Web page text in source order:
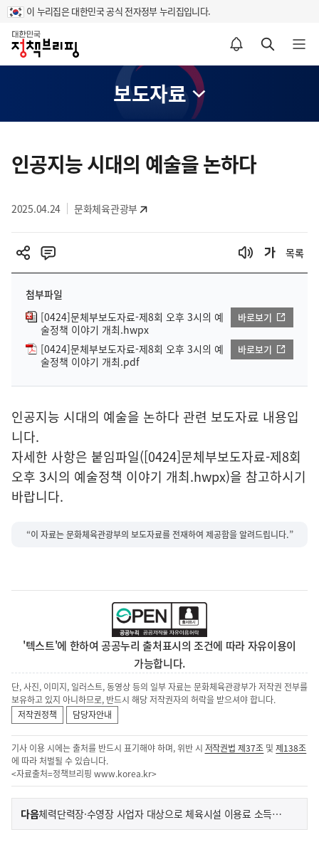
이 누리집은 대한민국 공식 전자정부 누리집입니다.
홈
알림설정 바로가기 검색 바로가기 메뉴 열기
보도자료
텐
역
인공지능 시대의 예술을 논하다
2025.04.24 문화체육관광부
목록
첨부파일
[0424]문체부보도자료-제8회 오후 3시의 예
술정책 이야기 개최.hwpx
바로보기
[0424]문체부보도자료-제8회 오후 3시의 예
술정책 이야기 개최.pdf
바로보기
인공지능 시대의 예술을 논하다 관련 보도자료 내용입
니다.
자세한 사항은 붙임파일([0424]문체부보도자료-제8회
오후 3시의 예술정책 이야기 개최.hwpx)을 참고하시기
바랍니다.
“이 자료는 문화체육관광부의 보도자료를 전재하여 제공함을 알려드립니다.”
'텍스트'에 한하여 공공누리 출처표시의 조건에 따라 자유이용이
가능합니다.
단, 사진, 이미지, 일러스트, 동영상 등의 일부 자료는 문화체육관광부가 저작권 전부를
보유하고 있지 아니하므로, 반드시 해당 저작권자의 허락을 받으셔야 합니다.
저작권정책
담당자안내
기사 이용 시에는 출처를 반드시 표기해야 하며, 위반 시 저작권법 제37조 및제138조
에 따라 처벌될 수 있습니다.
<자료출처=정책브리핑 www.korea.kr>
이
전
다음기
체력단력장·수영장 사업자 대상으로 체육시설 이용료 소득공제 제도를 안내합니다